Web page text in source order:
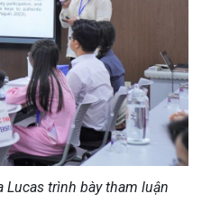
Lucas trình bày tham luận